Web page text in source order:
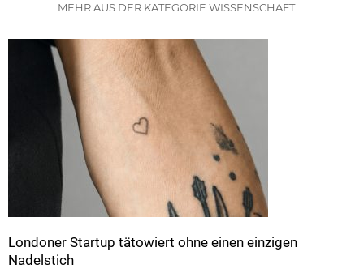
MEHR AUS DER KATEGORIE WISSENSCHAFT
Londoner Startup tätowiert ohne einen einzigen
Nadelstich